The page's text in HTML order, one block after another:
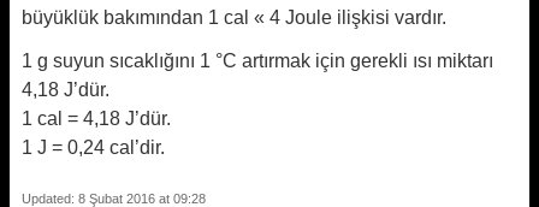
büyüklük bakımından 1 cal « 4 Joule ilişkisi vardır.
1 g suyun sıcaklığını 1 °C artırmak için gerekli ısı miktarı
4,18 J’dür.
1 cal = 4,18 J’dür.
1 J = 0,24 cal’dir.
Updated: 8 Şubat 2016 at 09:28